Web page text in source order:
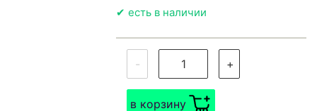
✔ есть в наличии
- +
в корзину